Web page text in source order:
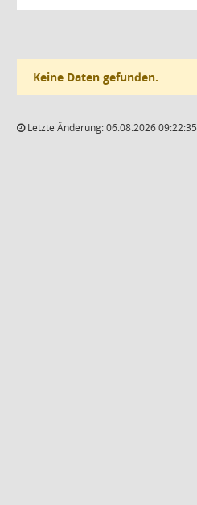
Keine Daten gefunden.
Letzte Änderung: 06.08.2026 09:22:35